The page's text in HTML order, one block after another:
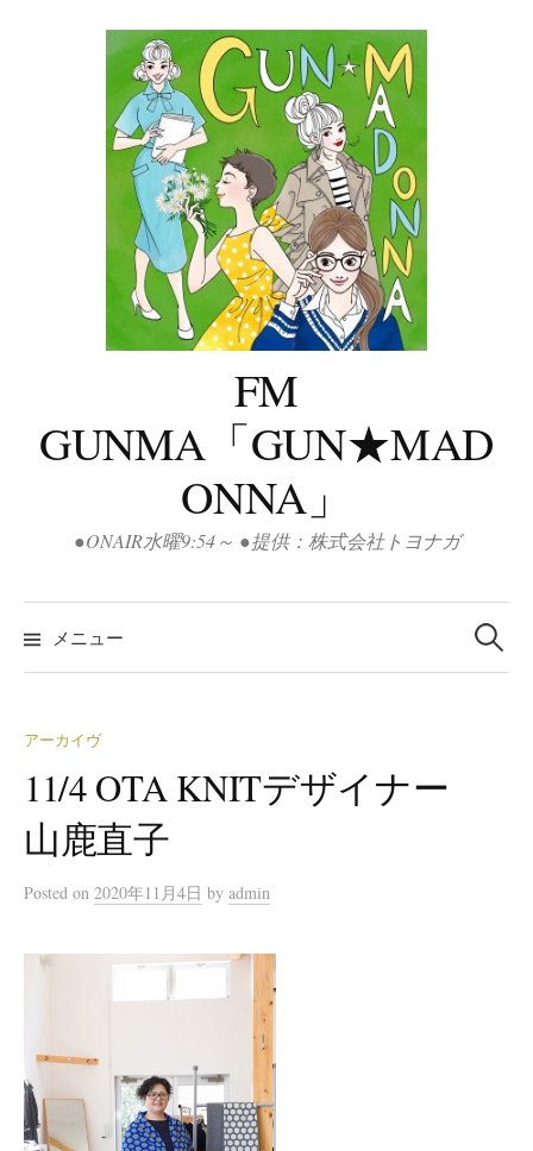
FM
GUNMA「GUN★MAD
ONNA」
●ONAIR水曜9:54～ ●提供：株式会社トヨナガ
メニュー
検
索:
アーカイヴ
11/4 OTA KNITデザイナー
山鹿直子
Posted on 2020年11月4日 by admin